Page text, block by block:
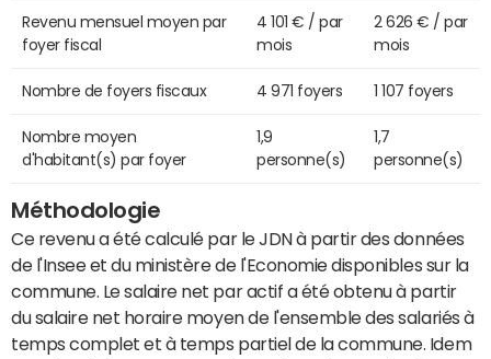
Revenu mensuel moyen par
foyer fiscal
4 101 € / par
mois
2 626 € / par
mois
Nombre de foyers fiscaux 4 971 foyers 1 107 foyers
Nombre moyen
d'habitant(s) par foyer
1,9
personne(s)
1,7
personne(s)
Méthodologie
Ce revenu a été calculé par le JDN à partir des données
de l'Insee et du ministère de l'Economie disponibles sur la
commune. Le salaire net par actif a été obtenu à partir
du salaire net horaire moyen de l'ensemble des salariés à
temps complet et à temps partiel de la commune. Idem